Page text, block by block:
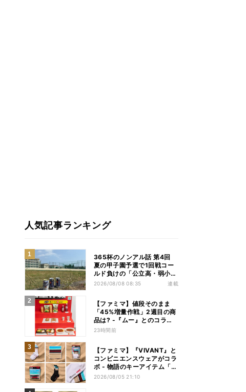
人気記事ランキング
365杯のノンアル話 第4回
夏の甲子園予選で1回戦コー
ルド負けの「公立高・弱小野
球部」 3年生の引退試合後、
2026/08/08 08:35 連載
【ファミマ】値段そのまま
「45%増量作戦」2週目の商
品は? -『ムー』とのコラボ
グッズもオンラインに登場
23時間前
【ファミマ】『VIVANT』と
コンビニエンスウェアがコラ
ボ - 物語のキーアイテム「別
班饅頭」も発売
2026/08/05 21:10